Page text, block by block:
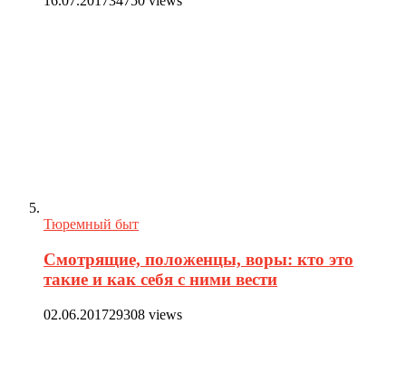
Тюремный быт
Смотрящие, положенцы, воры: кто это
такие и как себя с ними вести
02.06.201729308 views